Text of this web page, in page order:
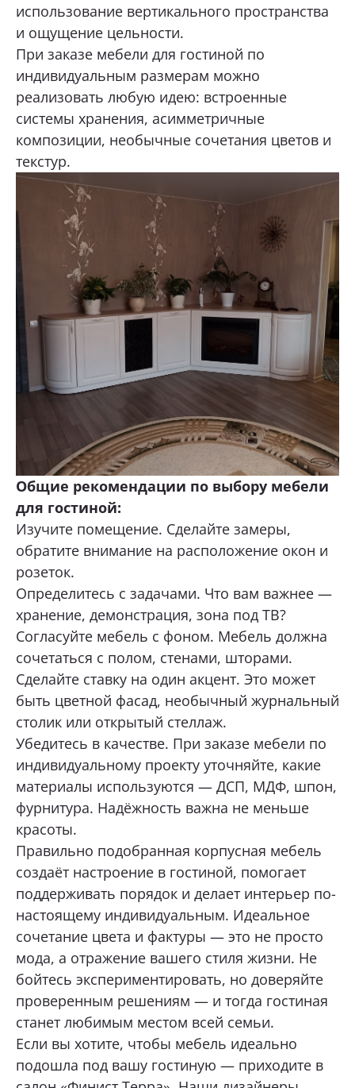
использование вертикального пространства
и ощущение цельности.
При заказе мебели для гостиной по
индивидуальным размерам можно
реализовать любую идею: встроенные
системы хранения, асимметричные
композиции, необычные сочетания цветов и
текстур.
Общие рекомендации по выбору мебели
для гостиной:
Изучите помещение. Сделайте замеры,
обратите внимание на расположение окон и
розеток.
Определитесь с задачами. Что вам важнее —
хранение, демонстрация, зона под ТВ?
Согласуйте мебель с фоном. Мебель должна
сочетаться с полом, стенами, шторами.
Сделайте ставку на один акцент. Это может
быть цветной фасад, необычный журнальный
столик или открытый стеллаж.
Убедитесь в качестве. При заказе мебели по
индивидуальному проекту уточняйте, какие
материалы используются — ДСП, МДФ, шпон,
фурнитура. Надёжность важна не меньше
красоты.
Правильно подобранная корпусная мебель
создаёт настроение в гостиной, помогает
поддерживать порядок и делает интерьер по-
настоящему индивидуальным. Идеальное
сочетание цвета и фактуры — это не просто
мода, а отражение вашего стиля жизни. Не
бойтесь экспериментировать, но доверяйте
проверенным решениям — и тогда гостиная
станет любимым местом всей семьи.
Если вы хотите, чтобы мебель идеально
подошла под вашу гостиную — приходите в